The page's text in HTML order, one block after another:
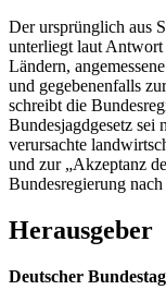
Der ursprünglich aus
unterliegt laut Antwort
Ländern,
und gegebenenfalls
schreibt die
Bundesjagdgesetz sei
verursachte
und zur „Akzeptanz
Bundesregierung
Herausgeber
Deutscher